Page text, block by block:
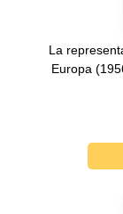
La
Europa